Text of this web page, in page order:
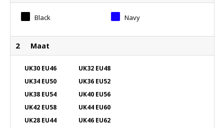
Black Navy
2 Maat
UK30 EU46
UK32 EU48
UK34 EU50
UK36 EU52
UK38 EU54
UK40 EU56
UK42 EU58
UK44 EU60
UK28 EU44
UK46 EU62